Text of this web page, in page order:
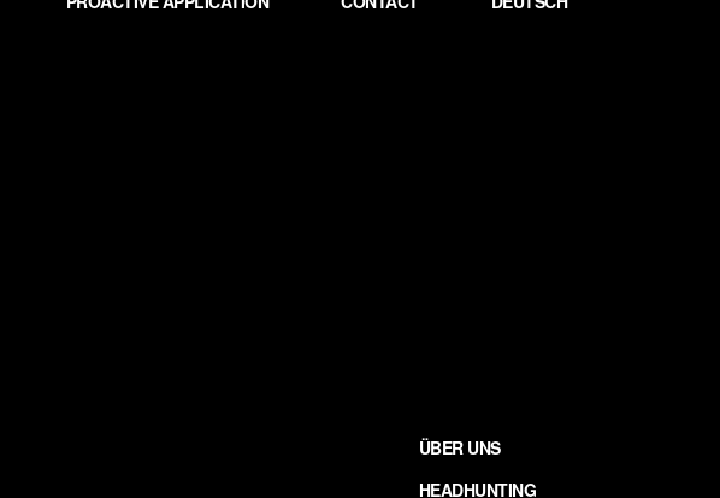
ÜBER UNS
HEADHUNTING